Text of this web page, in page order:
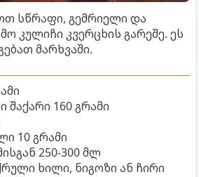
სწრაფი, გემრიელი და
კულიჩი კვერცხის გარეშე. ეს
მარხვაში.
160 გრამი
10 გრამი
250-300 მლ
ხილი, ნიგოზი ან ჩირი